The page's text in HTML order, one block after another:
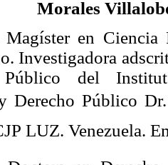
Morales
Magíster en Ciencia
Investigadora
Público del
Derecho Público
LUZ. Venezuela.